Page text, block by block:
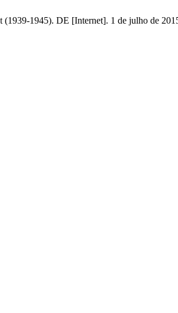
(1939-1945). DE [Internet]. 1 de julho de